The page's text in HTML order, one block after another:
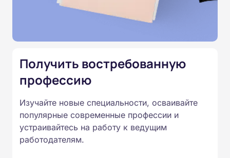
Министерства образования.
Подготовка ведется по всем
России от 14.07.2023 N 534 в
соответствии с Федеральными
образовательными стандартами
профессионального образования.
Удостоверения и дипломы о
Получить востребованную
профессию
Изучайте новые специальности, осваивайте
популярные современные профессии и
устраивайтесь на работу к ведущим
работодателям.